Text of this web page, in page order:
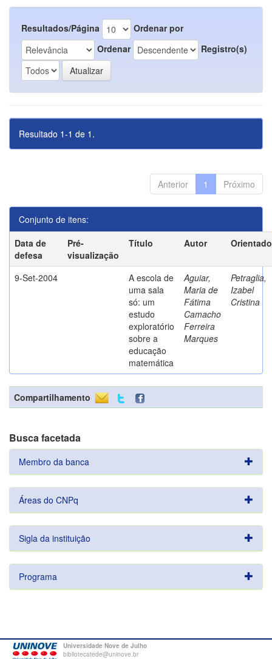
Resultados/Página
Ordenar por
Ordenar
Registro(s)
Resultado 1-1 de 1.
Anterior 1 Próximo
Conjunto de itens:
Data de
defesa
Pré-
visualização
Título Autor
9-Set-2004
A escola de
uma sala
só: um
estudo
exploratório
sobre a
educação
matemática
Aguiar,
Maria de
Fátima
Camacho
Ferreira
Marques
Petraglia,
Izabel
Cristina
Compartilhamento
Busca facetada
Membro da banca
Áreas do CNPq
Sigla da instituição
Programa
Universidade Nove de Julho
bibliotecatede@uninove.br